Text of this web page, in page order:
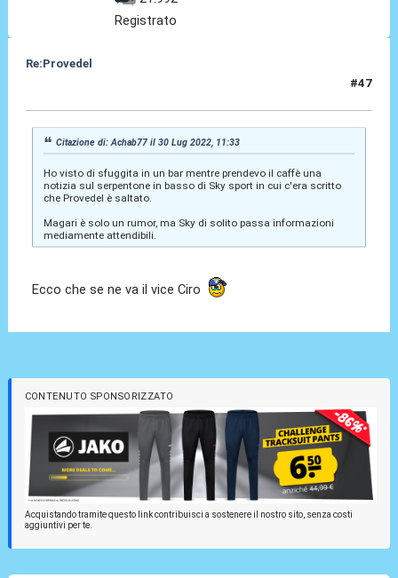
Registrato
Re:Provedel
#47
Citazione di: Achab77 il 30 Lug 2022, 11:33
Ho visto di sfuggita in un bar mentre prendevo il caffè una
notizia sul serpentone in basso di Sky sport in cui c'era scritto
che Provedel è saltato.
Magari è solo un rumor, ma Sky di solito passa informazioni
mediamente attendibili.
Ecco che se ne va il vice Ciro
CONTENUTO SPONSORIZZATO
Acquistando tramite questo link contribuisci a sostenere il nostro sito, senza costi
aggiuntivi per te.